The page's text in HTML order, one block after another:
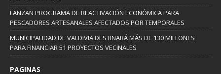
LANZAN PROGRAMA DE REACTIVACIÓN ECONÓMICA PARA
PESCADORES ARTESANALES AFECTADOS POR TEMPORALES
MUNICIPALIDAD DE VALDIVIA DESTINARÁ MÁS DE 130 MILLONES
PARA FINANCIAR 51 PROYECTOS VECINALES
PAGINAS